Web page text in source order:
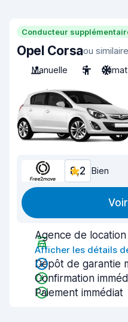
Conducteur
Opel Corsaou
Manuelle
5
8,2 Bien
Agence de location
Afficher les détails
Dépôt de garantie
Confirmation
Paiement immédiat